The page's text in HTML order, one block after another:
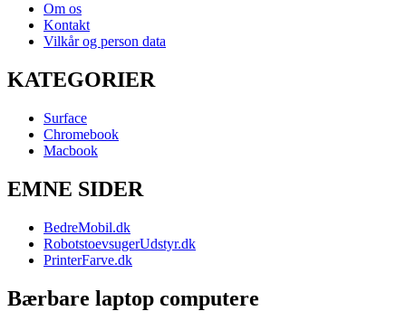
Om os
Kontakt
Vilkår og person data
KATEGORIER
Surface
Chromebook
Macbook
EMNE SIDER
BedreMobil.dk
RobotstoevsugerUdstyr.dk
PrinterFarve.dk
Bærbare laptop computere